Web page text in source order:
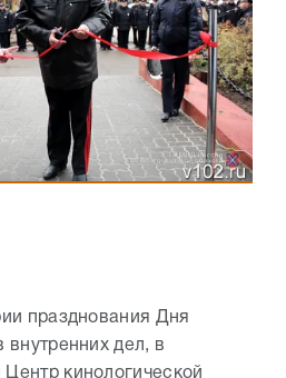
празднования Дня
внутренних дел, в
кинологической